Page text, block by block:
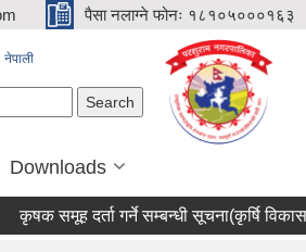
पैसा नलाग्ने फोनः १८१०५०००१६३
नेपाली
Downloads
समूह दर्ता गर्ने सम्बन्धी सूचना(कृर्षि विकास